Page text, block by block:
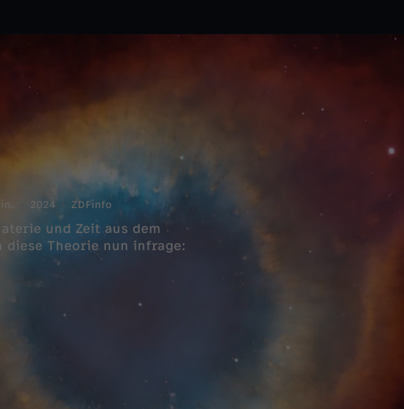
2024 ZDFinfo
und Zeit aus dem
diese Theorie nun infrage: